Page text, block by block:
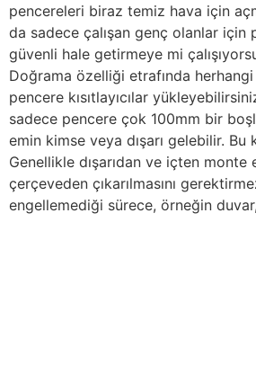
pencereleri biraz temiz hava için
da sadece çalışan genç olanlar için
güvenli hale getirmeye mi
Doğrama özelliği etrafında
pencere kısıtlayıcılar
sadece pencere çok 100mm bir
emin kimse veya dışarı gelebilir. Bu
Genellikle dışarıdan ve içten
çerçeveden çıkarılmasını
engellemediği sürece, örneğin